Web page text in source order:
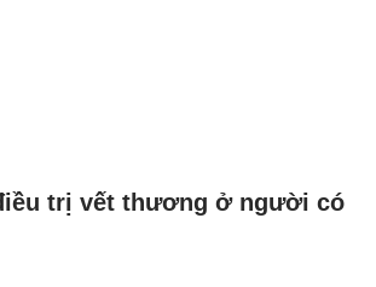
trị vết thương ở người có